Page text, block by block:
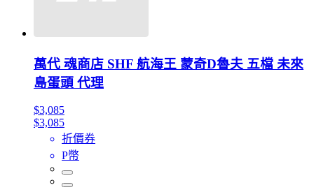
萬代 魂商店 SHF 航海王 蒙奇D魯夫 五檔 未來
島蛋頭 代理
$3,085
$3,085
折價券
P幣